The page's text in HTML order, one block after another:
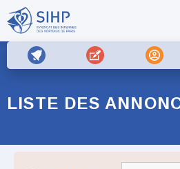
LISTE DES